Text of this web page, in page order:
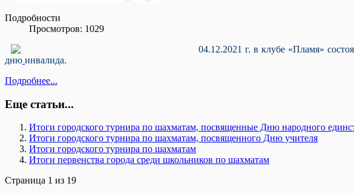
Подробности
Просмотров: 1029
04.12.2021 г. в клубе «Пламя»
дню инвалида.
Подробнее...
Еще статьи...
Итоги городского турнира по шахматам, посвященные Дню народного
Итоги городского турнира по шахматам, посвященного Дню учителя
Итоги городского турнира по шахматам
Итоги первенства города среди школьников по шахматам
Страница 1 из 19